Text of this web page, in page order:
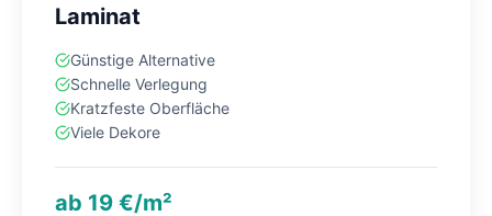
Laminat
Günstige Alternative
Schnelle Verlegung
Kratzfeste Oberfläche
Viele Dekore
ab 19 €/m²